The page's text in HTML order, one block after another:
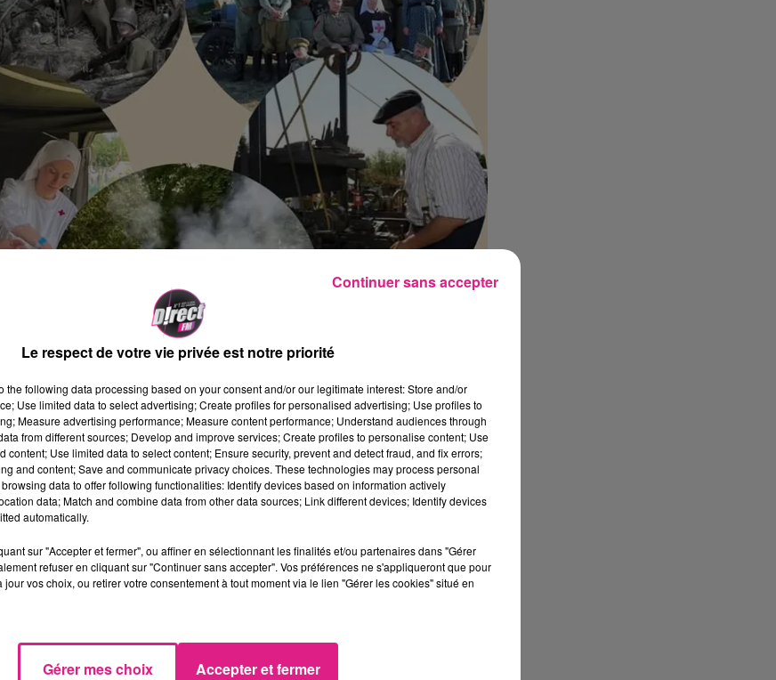
2025 à 18h00
Le respect de votre vie privée est notre priorité
the following data processing based on your consent and/or our legitimate interest: Store and/or
Use limited data to select advertising; Create profiles for personalised advertising; Use profiles to
Measure advertising performance; Measure content performance; Understand audiences through
from different sources; Develop and improve services; Create profiles to personalise content; Use
content; Use limited data to select content; Ensure security, prevent and detect fraud, and fix errors;
and content; Save and communicate privacy choices. These technologies may process personal
data to offer following functionalities: Identify devices based on information actively
data; Match and combine data from other data sources; Link different devices; Identify devices
automatically.
sur "Accepter et fermer", ou affiner en sélectionnant les finalités et/ou partenaires dans "Gérer
refuser en cliquant sur "Continuer sans accepter". Vos préférences ne s'appliqueront que pour
jour vos choix, ou retirer votre consentement à tout moment via le lien "Gérer les cookies" situé en
Gérer mes choix Accepter et fermer
Continuer sans accepter